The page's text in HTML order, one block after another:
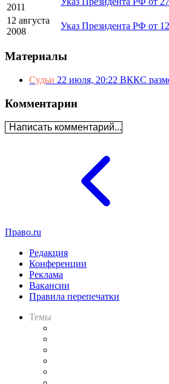
2011
12 августа
2008
Указ Президента РФ от
Материалы
Судьи 22 июля, 20:22 ВККС
Комментарии
Написать комментарий...
Право.ru
Редакция
Конференции
Реклама
Вакансии
Правила перепечатки
Темы